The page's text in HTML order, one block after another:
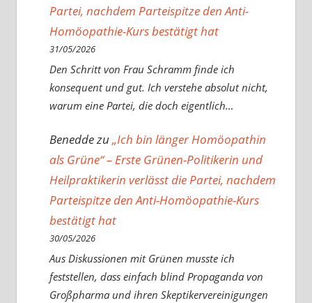
Partei, nachdem Parteispitze den Anti-
Homöopathie-Kurs bestätigt hat
31/05/2026
Den Schritt von Frau Schramm finde ich
konsequent und gut. Ich verstehe absolut nicht,
warum eine Partei, die doch eigentlich…
Beneddezu„Ich bin länger Homöopathin
als Grüne“ – Erste Grünen-Politikerin und
Heilpraktikerin verlässt die Partei, nachdem
Parteispitze den Anti-Homöopathie-Kurs
bestätigt hat
30/05/2026
Aus Diskussionen mit Grünen musste ich
feststellen, dass einfach blind Propaganda von
Großpharma und ihren Skeptikervereinigungen